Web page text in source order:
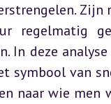
Zijn
regelmatig
In deze
symbool van
naar wie men